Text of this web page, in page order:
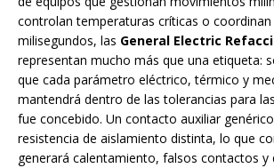
controlan temperaturas críticas o coordinan
milisegundos, las General Electric
representan mucho más que una etiqueta:
que cada parámetro eléctrico, térmico y
mantendrá dentro de las tolerancias para
fue concebido. Un contacto auxiliar
resistencia de aislamiento distinta, lo que
generará calentamiento, falsos contactos y